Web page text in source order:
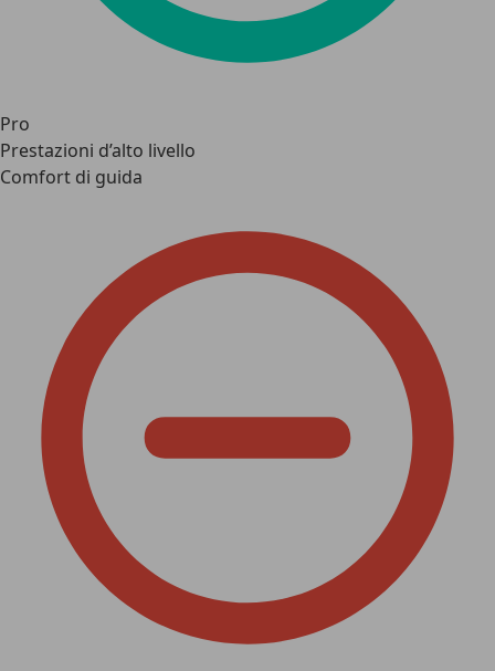
Pro
Prestazioni d’alto livello
Comfort di guida